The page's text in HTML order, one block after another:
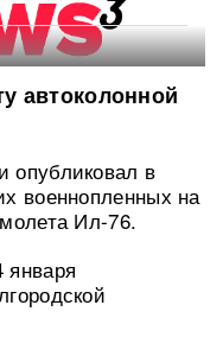
автоколонной
опубликовал в
военнопленных на
Ил-76.